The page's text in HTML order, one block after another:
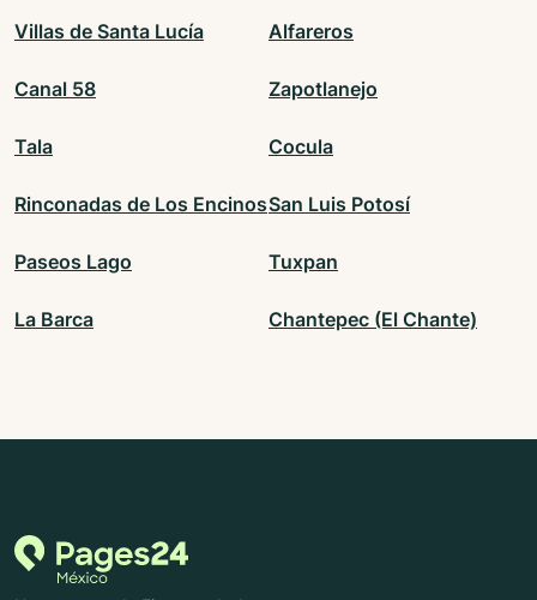
Villas de Santa Lucía Alfareros
Canal 58 Zapotlanejo
Tala Cocula
Rinconadas de Los EncinosSan Luis Potosí
Paseos Lago Tuxpan
La Barca Chantepec (El Chante)